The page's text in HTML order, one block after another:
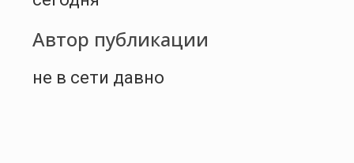
Автор публикации
не в сети давно